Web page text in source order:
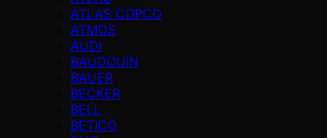
ATLAS COPCO
ATMOS
AUDI
BAUDOUIN
BAUER
BECKER
BELL
BETICO